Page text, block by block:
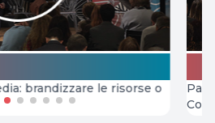
Panel 3 - "Ho fatto naufragio, bene
Come si affronta una crisi